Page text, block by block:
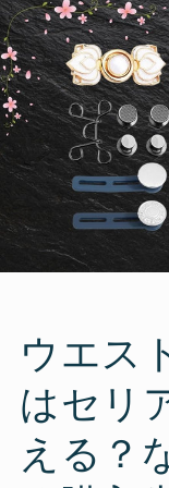
ウエス
はセリ
える？